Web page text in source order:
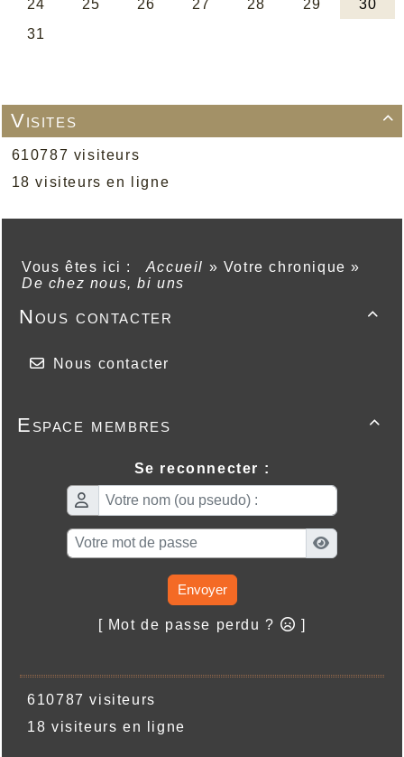

Visites
610787 visiteurs
18 visiteurs en ligne
Vous êtes ici : Accueil » Votre chronique »
De chez nous, bi uns

Nous contacter
Nous contacter

Espace membres
Se reconnecter :
Envoyer
[ Mot de passe perdu ? ]
610787 visiteurs
18 visiteurs en ligne